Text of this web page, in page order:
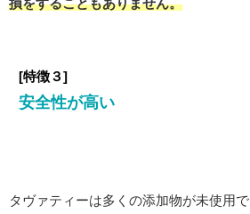
[特徴３]
安全性が高い
タヴァティーは多くの添加物が未使用で